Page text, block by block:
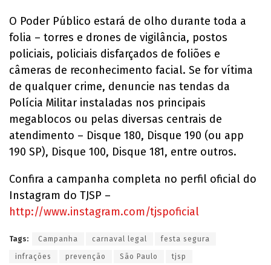
O Poder Público estará de olho durante toda a
folia – torres e drones de vigilância, postos
policiais, policiais disfarçados de foliões e
câmeras de reconhecimento facial. Se for vítima
de qualquer crime, denuncie nas tendas da
Polícia Militar instaladas nos principais
megablocos ou pelas diversas centrais de
atendimento – Disque 180, Disque 190 (ou app
190 SP), Disque 100, Disque 181, entre outros.
Confira a campanha completa no perfil oficial do
Instagram do TJSP –
http://www.instagram.com/tjspoficial
Tags: Campanha carnaval legal festa segura
infrações prevenção São Paulo tjsp